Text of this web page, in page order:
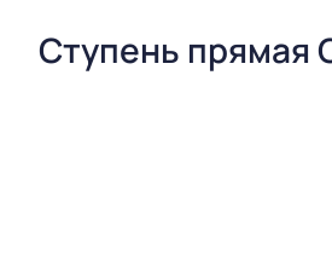
Ступень прямая